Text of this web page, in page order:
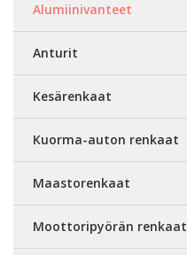
Alumiinivanteet
Anturit
Kesärenkaat
Kuorma-auton renkaat
Maastorenkaat
Moottoripyörän renkaat